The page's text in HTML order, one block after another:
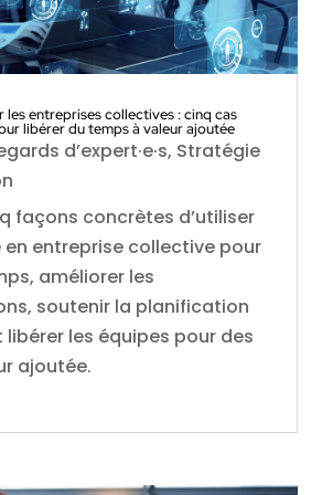
les entreprises collectives : cinq cas
libérer du temps à valeur ajoutée
d’expert·e·s, Stratégie
façons concrètes d’utiliser
en entreprise collective pour
améliorer les
soutenir la planification
les équipes pour des
ajoutée.